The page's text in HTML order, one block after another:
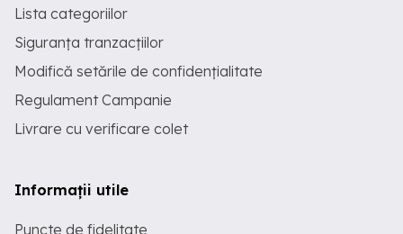
Lista categoriilor
Siguranța tranzacțiilor
Modifică setările de confidențialitate
Regulament Campanie
Livrare cu verificare colet
Informații utile
Puncte de fidelitate